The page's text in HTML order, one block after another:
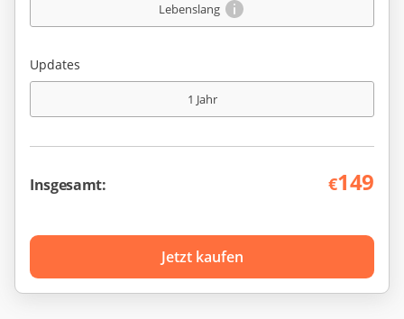
Lebenslang
Updates
1 Jahr
Insgesamt: €149
Jetzt kaufen